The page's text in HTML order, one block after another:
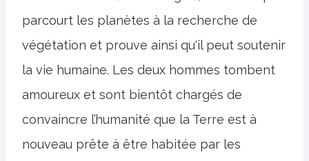
parcourt les planètes à la recherche de
végétation et prouve ainsi qu'il peut soutenir
la vie humaine. Les deux hommes tombent
amoureux et sont bientôt chargés de
convaincre l’humanité que la Terre est à
nouveau prête à être habitée par les